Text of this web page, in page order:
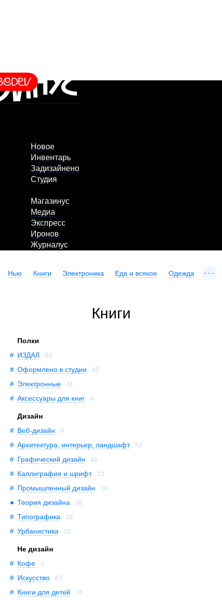
Новое
Инвентарь
Задизайнено
Студия
Магазинус
Медиа
Экспресс
Иронов
Журналус
Нью Книги Электроника Еда и всякое Одежда ...
Книги
Полки
ИЗДАЛ
63
Оформлено в студии 65
Электронные 31
Аксессуары для книг 4
Дизайн
Веб-дизайн
9
Архитектура, интерьер, ландшафт 52
Графический дизайн 42
Каллиграфия и шрифт 13
Промышленный дизайн 16
Теория дизайна 38
Типографика 10
Урбанистика 20
Не дизайн
Кофе
2
Искусство 67
Книги для детей 76